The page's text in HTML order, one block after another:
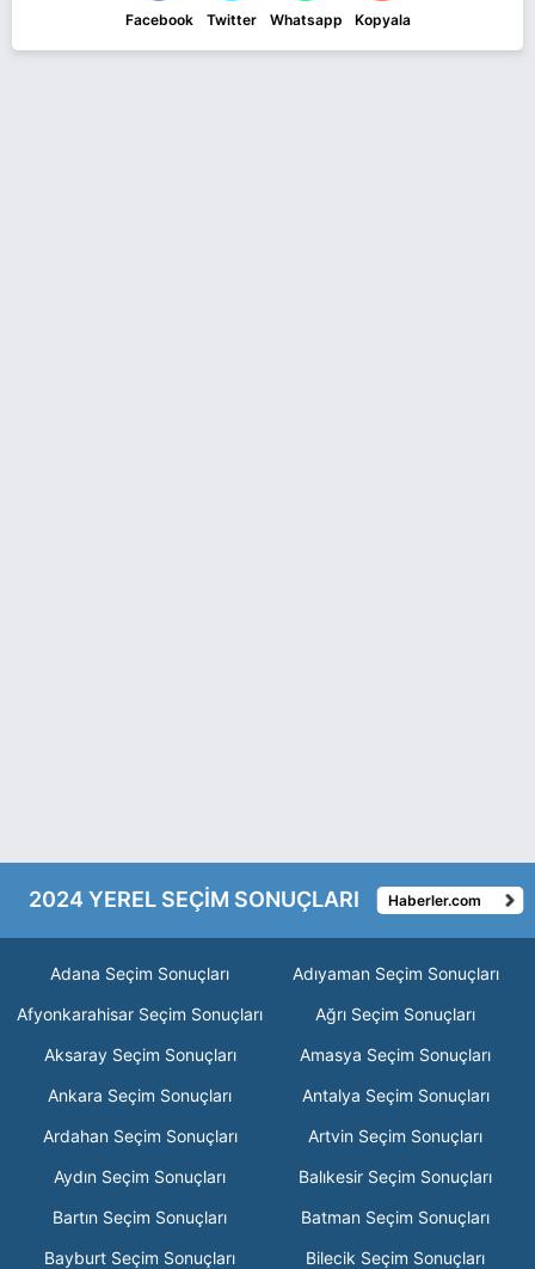
Facebook Twitter Whatsapp Kopyala
2024 YEREL SEÇİM SONUÇLARI Haberler.com
Adana Seçim Sonuçları
Adıyaman Seçim Sonuçları
Afyonkarahisar Seçim Sonuçları
Ağrı Seçim Sonuçları
Aksaray Seçim Sonuçları
Amasya Seçim Sonuçları
Ankara Seçim Sonuçları
Antalya Seçim Sonuçları
Ardahan Seçim Sonuçları
Artvin Seçim Sonuçları
Aydın Seçim Sonuçları
Balıkesir Seçim Sonuçları
Bartın Seçim Sonuçları
Batman Seçim Sonuçları
Bayburt Seçim Sonuçları
Bilecik Seçim Sonuçları